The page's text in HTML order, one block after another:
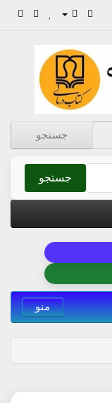
جستجو
جستجو
منو